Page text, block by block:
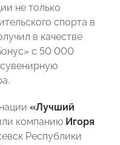
не только
спорта в
в качестве
с 50 000
«Лучший
компанию Игоря
Республики